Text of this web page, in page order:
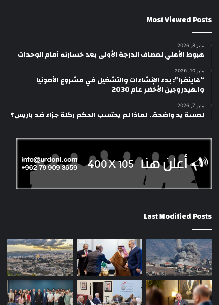
Most Viewed Posts
مايو 8, 2026
هبوط الأهلي لمصاف الدرجة الأولى بعد خسارته أمام الوحدات
مايو 10, 2026
“هاينفرا”: بدء الإنشاءات والتشغيل في مشروع الأمونيا
والهيدروجين الأخضر عام 2030
مايو 7, 2026
لمسة يد واضحة.. لماذا لم يحتسب الحكم ركلة جزاء ضد باريس؟
Last Modified Posts